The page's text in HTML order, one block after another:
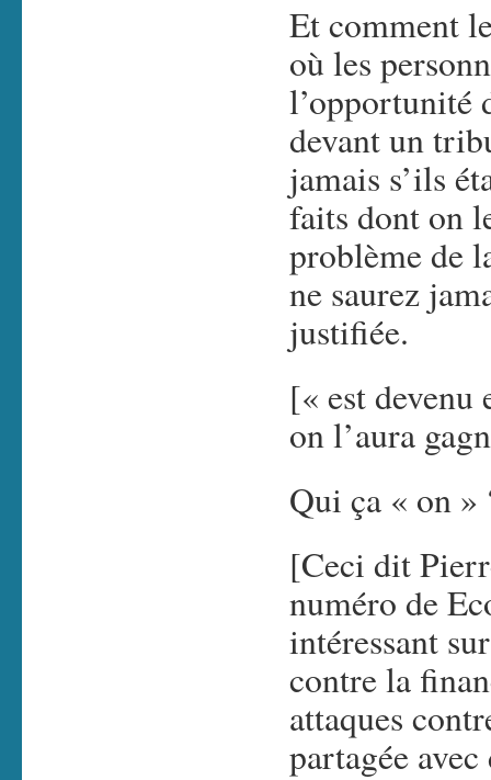
Et comment
où les
l’opportunité
devant un
jamais s’ils
faits dont on
problème de
ne saurez
justifiée.
[« est devenu
on l’aura
Qui ça « on »
[Ceci dit
numéro de
intéressant
contre la
attaques
partagée